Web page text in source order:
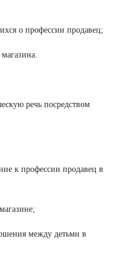
о профессии продавец;
речь посредством
к профессии продавец в
между детьми в